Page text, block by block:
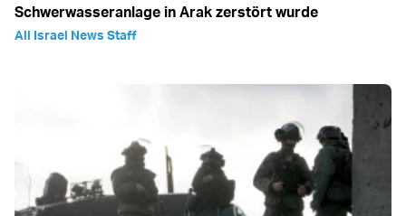
Schwerwasseranlage in Arak zerstört wurde
All Israel News Staff